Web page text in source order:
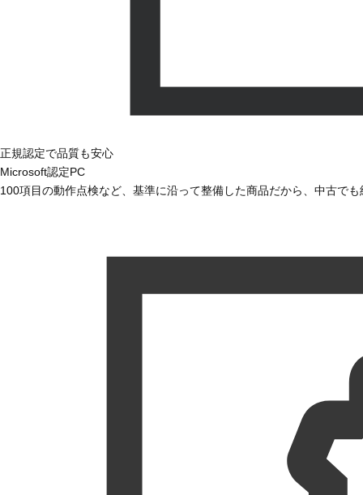
正規認定で品質も安心
Microsoft認定PC
100項目の動作点検など、基準に沿って整備した商品だから、中古で